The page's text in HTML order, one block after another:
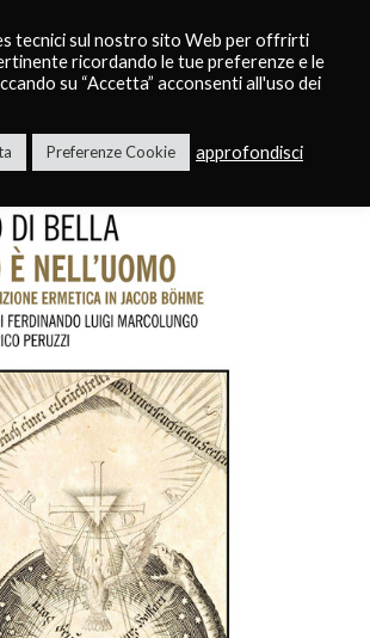
tecnici sul nostro sito Web per offrirti
ricordando le tue preferenze e le
su “Accetta” acconsenti all'uso dei
Preferenze Cookie approfondisci